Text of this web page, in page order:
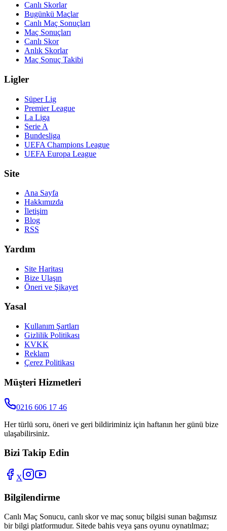
Canlı Skorlar
Bugünkü Maçlar
Canlı Maç Sonuçları
Maç Sonuçları
Canlı Skor
Anlık Skorlar
Maç Sonuç Takibi
Ligler
Süper Lig
Premier League
La Liga
Serie A
Bundesliga
UEFA Champions League
UEFA Europa League
Site
Ana Sayfa
Hakkımızda
İletişim
Blog
RSS
Yardım
Site Haritası
Bize Ulaşın
Öneri ve Şikayet
Yasal
Kullanım Şartları
Gizlilik Politikası
KVKK
Reklam
Çerez Politikası
Müşteri Hizmetleri
0216 606 17 46
Her türlü soru, öneri ve geri bildiriminiz için haftanın her günü bize
ulaşabilirsiniz.
Bizi Takip Edin
X
Bilgilendirme
Canlı Maç Sonucu, canlı skor ve maç sonuç bilgisi sunan bağımsız
bir bilgi platformudur. Sitede bahis veya şans oyunu oynatılmaz;